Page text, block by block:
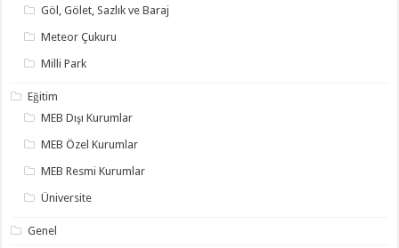
Göl, Gölet, Sazlık ve Baraj
Meteor Çukuru
Milli Park
Eğitim
MEB Dışı Kurumlar
MEB Özel Kurumlar
MEB Resmi Kurumlar
Üniversite
Genel